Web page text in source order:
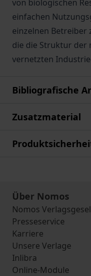
von biologischen
einfachen
einzelnen Betreiber
die die Struktur der
vernetzten
Bibliografische
Zusatzmaterial
Über Nomos
Nomos
Presseservice
Karriere
Unsere Verlage
Inlibra
Online-Module